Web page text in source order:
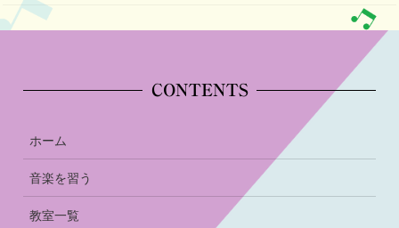
CONTENTS
ホーム
音楽を習う
教室一覧